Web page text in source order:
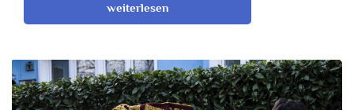
weiterlesen